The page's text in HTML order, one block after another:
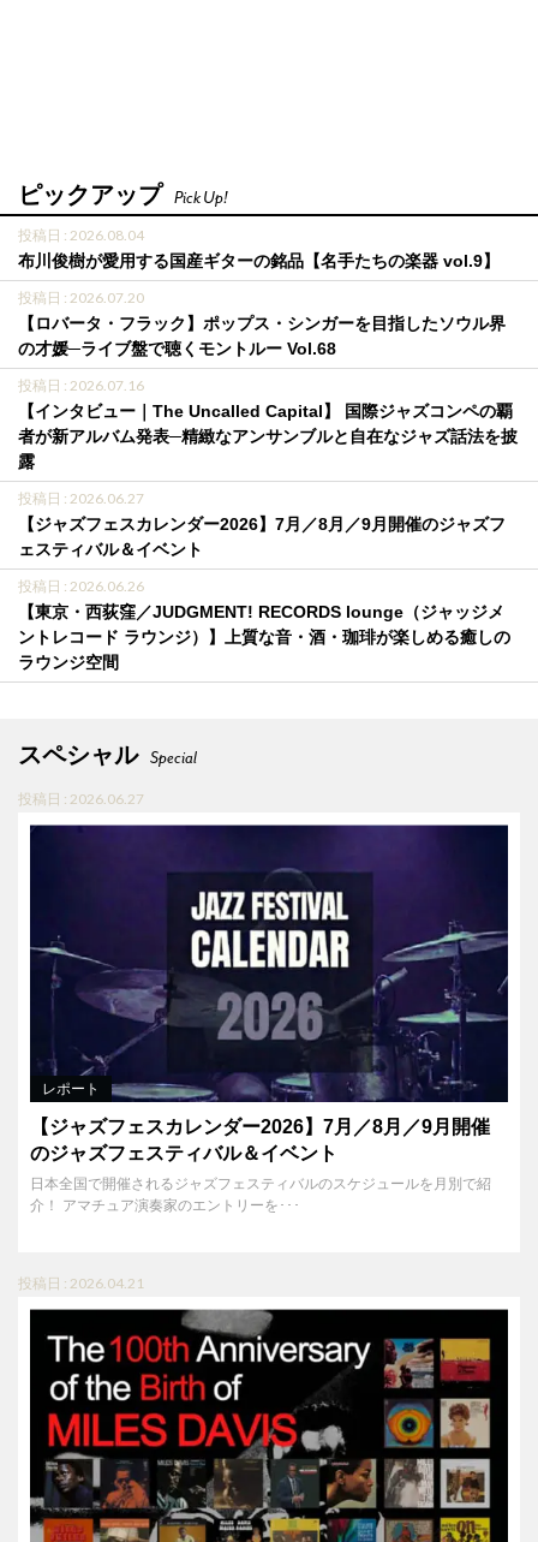
ピックアップ Pick Up!
投稿日 : 2026.08.04
布川俊樹が愛用する国産ギターの銘品【名手たちの楽器 vol.9】
投稿日 : 2026.07.20
【ロバータ・フラック】ポップス・シンガーを目指したソウル界
の才媛─ライブ盤で聴くモントルー Vol.68
投稿日 : 2026.07.16
【インタビュー｜The Uncalled Capital】 国際ジャズコンペの覇
者が新アルバム発表─精緻なアンサンブルと自在なジャズ話法を披
露
投稿日 : 2026.06.27
【ジャズフェスカレンダー2026】7月／8月／9月開催のジャズフ
ェスティバル＆イベント
投稿日 : 2026.06.26
【東京・西荻窪／JUDGMENT! RECORDS lounge（ジャッジメ
ントレコード ラウンジ）】上質な音・酒・珈琲が楽しめる癒しの
ラウンジ空間
スペシャル Special
投稿日 : 2026.06.27
レポート
【ジャズフェスカレンダー2026】7月／8月／9月開催
のジャズフェスティバル＆イベント
日本全国で開催されるジャズフェスティバルのスケジュールを月別で紹
介！ アマチュア演奏家のエントリーを･･･
投稿日 : 2026.04.21